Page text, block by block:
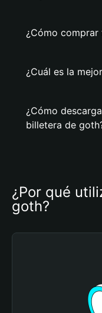
¿Cómo
¿Cuál es la
¿Cómo
billetera de
¿Por qué
goth?